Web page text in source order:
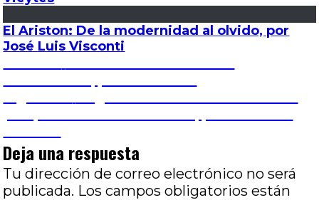
El Ariston: De la modernidad al olvido, por
José Luis Visconti
Navegación
de
entradas
Deja una respuesta
Tu dirección de correo electrónico no será
publicada. Los campos obligatorios están